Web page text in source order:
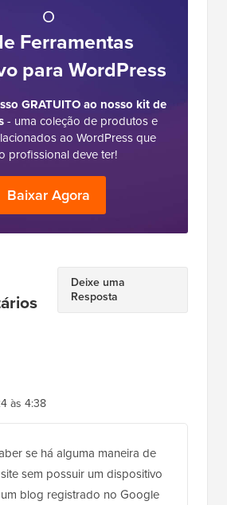
O
Ferramentas
para WordPress
GRATUITO ao nosso kit de
- uma coleção de produtos e
ao WordPress que
profissional deve ter!
Baixar Agora
Deixe uma
Resposta
às 4:38
se há alguma maneira de
sem possuir um dispositivo
blog registrado no Google